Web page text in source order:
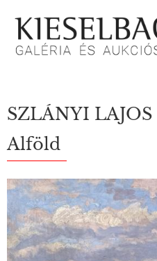
KÉRJÜK VÁLASSZON!
Festmények
SZLÁNYI LAJOS
Alföld